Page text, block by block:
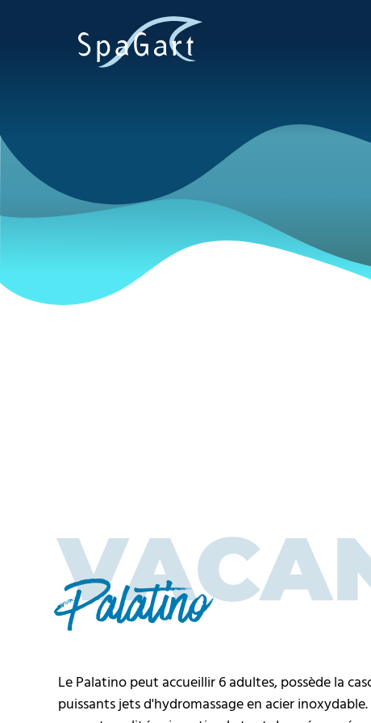
Palatino
Le Palatino peut accueillir 6 adultes, possède la
puissants jets d'hydromassage en acier